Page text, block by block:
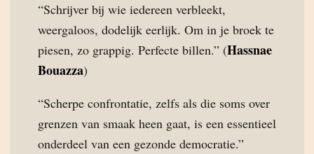
“Schrijver bij wie iedereen verbleekt,
weergaloos, dodelijk eerlijk. Om in je broek te
piesen, zo grappig. Perfecte billen.” (Hassnae
Bouazza)
“Scherpe confrontatie, zelfs als die soms over
grenzen van smaak heen gaat, is een essentieel
onderdeel van een gezonde democratie.”